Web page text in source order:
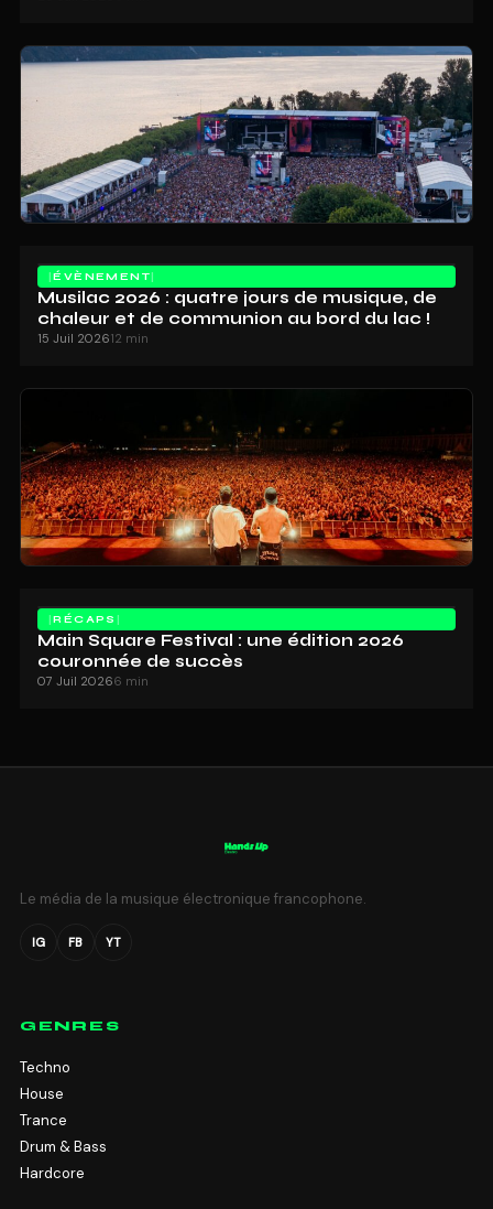
ÉVÈNEMENT
Musilac 2026 : quatre jours de musique, de
chaleur et de communion au bord du lac !
15 Juil 202612 min
RÉCAPS
Main Square Festival : une édition 2026
couronnée de succès
07 Juil 20266 min
Le média de la musique électronique francophone.
IG FB YT
GENRES
Techno
House
Trance
Drum & Bass
Hardcore